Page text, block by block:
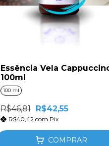
Essência Vela
100ml
100 ml
R$46,81 R$42,55
R$40,42 com Pix
COMPRAR